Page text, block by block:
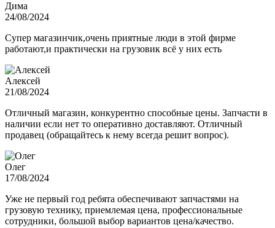
Дима
24/08/2024
Супер магазинчик,очень приятные люди в этой фирме
работают,и практически на грузовик всё у них есть
Алексей
21/08/2024
Отличный магазин, конкурентно способные цены. Запчасти в
наличии если нет то оперативно доставляют. Отличный
продавец (обращайтесь к нему всегда решит вопрос).
Олег
17/08/2024
Уже не первый год ребята обеспечивают запчастями на
грузовую технику, приемлемая цена, профессиональные
сотрудники, большой выбор вариантов цена/качество.